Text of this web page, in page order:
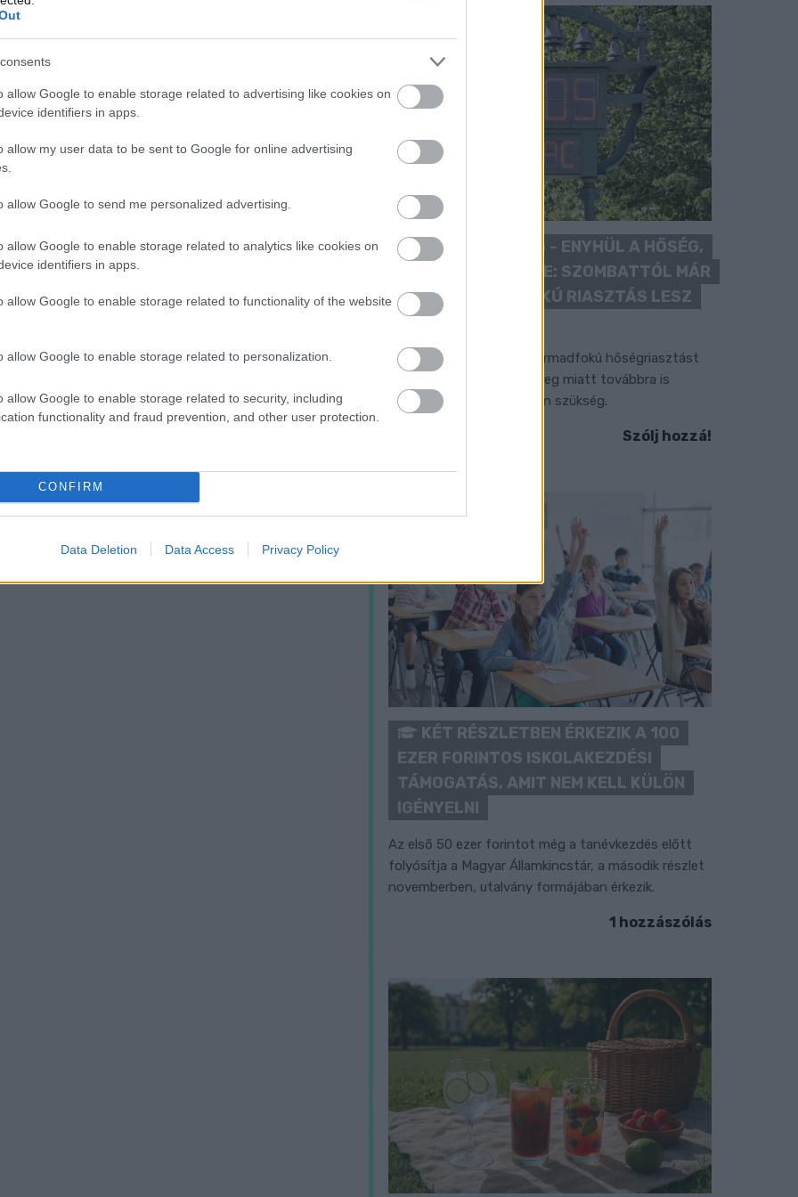
allow Google to enable storage related to advertising like cookies on
identifiers in apps.
allow my user data to be sent to Google for online advertising
allow Google to send me personalized advertising.
allow Google to enable storage related to analytics like cookies on
identifiers in apps.
allow Google to enable storage related to functionality of the website
allow Google to enable storage related to personalization.
allow Google to enable storage related to security, including
functionality and fraud prevention, and other user protection.
CONFIRM
Data Deletion Data Access Privacy Policy
KÁNIKULA 2026 - ENYHÜL A HŐSÉG,
DE MÉG NINCS VÉGE: SZOMBATTÓL MÁR
“CSAK” MÁSODFOKÚ RIASZTÁS LESZ
ÉRVÉNYBEN
A július vége óta tartó harmadfokú hőségriasztást
mérséklik, de a tartós meleg miatt továbbra is
fokozott óvatosságra van szükség.
Szólj hozzá!
KÉT RÉSZLETBEN ÉRKEZIK A 100
EZER FORINTOS ISKOLAKEZDÉSI
TÁMOGATÁS, AMIT NEM KELL KÜLÖN
IGÉNYELNI
Az első 50 ezer forintot még a tanévkezdés előtt
folyósítja a Magyar Államkincstár, a második részlet
novemberben, utalvány formájában érkezik.
1 hozzászólás